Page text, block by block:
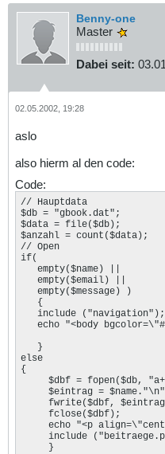
Benny-one
Master
Dabei seit:
02.05.2002, 19:28
aslo
also hierm al den code:
Code:
// Hauptdata
$db = "gbook.dat";
$data = file($db);
$anzahl = count($data);
// Open
if(
   empty($name) ||
   empty($email) ||
   empty($message) )
   {
   include ("navigation");
echo "<body
   }
else
{
$dbf = fopen($db,
$eintrag =
fwrite($dbf,
     fclose($dbf);
echo "<p
include
     }